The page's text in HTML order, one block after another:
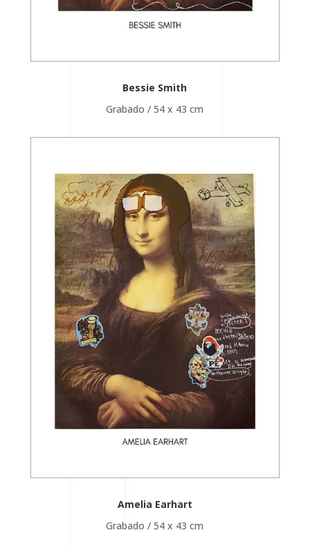
Bessie Smith
Grabado / 54 x 43 cm
Amelia Earhart
Grabado / 54 x 43 cm